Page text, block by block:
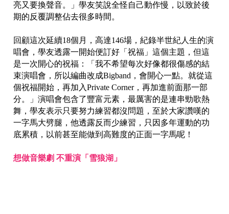
亮又要換聲音。」學友笑說全怪自己動作慢，以致於後
期的反覆調整佔去很多時間。
回顧這次延續18個月，高達146場，紀錄半世紀人生的演
唱會，學友透露一開始便訂好「祝福」這個主題，但這
是一次開心的祝福：「我不希望每次好像都很傷感的結
束演唱會，所以編曲改成Bigband，會開心一點。就從這
個祝福開始，再加入Private Corner，再加進前面那一部
分。」演唱會包含了豐富元素，最厲害的是連串勁歌熱
舞，學友表示只要努力練習都沒問題，至於大家讚嘆的
一字馬大劈腿，他透露反而少練習，只因多年運動的功
底累積，以前甚至能做到高難度的正面一字馬呢！
想做音樂劇 不重演「雪狼湖」